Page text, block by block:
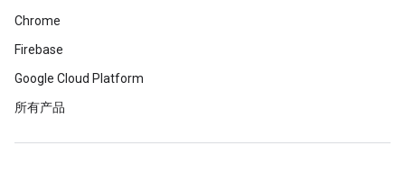
Chrome
Firebase
Google Cloud Platform
所有产品